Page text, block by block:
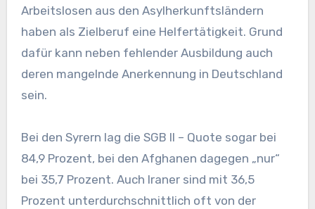
Arbeitslosen aus den Asylherkunftsländern
haben als Zielberuf eine Helfertätigkeit. Grund
dafür kann neben fehlender Ausbildung auch
deren mangelnde Anerkennung in Deutschland
sein.
Bei den Syrern lag die SGB II – Quote sogar bei
84,9 Prozent, bei den Afghanen dagegen „nur“
bei 35,7 Prozent. Auch Iraner sind mit 36,5
Prozent unterdurchschnittlich oft von der